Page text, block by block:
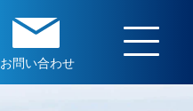
お問い合わせ